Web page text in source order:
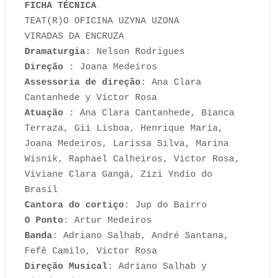
FICHA TÉCNICA
TEAT(R)O OFICINA UZYNA UZONA
VIRADAS DA ENCRUZA
Dramaturgia: Nelson Rodrigues
Direção: Joana Medeiros
Assessoria de direção: Ana Clara
Cantanhede y Victor Rosa
Atuação: Ana Clara Cantanhede, Bianca
Terraza, Gii Lisboa, Henrique Maria,
Joana Medeiros, Larissa Silva, Marina
Wisnik, Raphael Calheiros, Victor Rosa,
Viviane Clara Gangá, Zizi Yndio do
Brasil
Cantora do cortiço: Jup do Bairro
O Ponto: Artur Medeiros
Banda: Adriano Salhab, André Santana,
Fefê Camilo, Victor Rosa
Direção Musical: Adriano Salhab y